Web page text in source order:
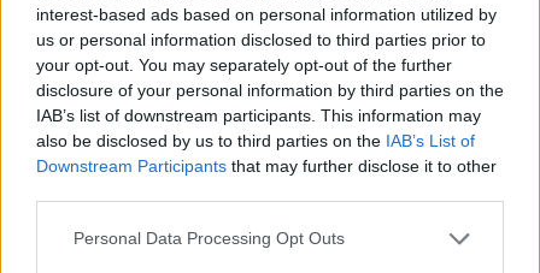
interest-based ads based on personal information utilized by
us or personal information disclosed to third parties prior to
your opt-out. You may separately opt-out of the further
disclosure of your personal information by third parties on the
IAB’s list of downstream participants. This information may
also be disclosed by us to third parties on the IAB’s List of
Downstream Participants that may further disclose it to other
Personal Data Processing Opt Outs
Hoeveelheid bijwerkingen
Ik gebruik het nu pas 1 week, nauwelijks last van
bijwerkingen, klein beetje meer zweten. Voel me
rustiger, zou een positieve bijwerking kunnen zijn. Maar
kan ook komen doordat de zucht naar alcohol
verminderd. Mijn zucht naar alcohol is overigens (nog)
niet helemaal verdwenen. Blijf het nog wel langer
proberen.